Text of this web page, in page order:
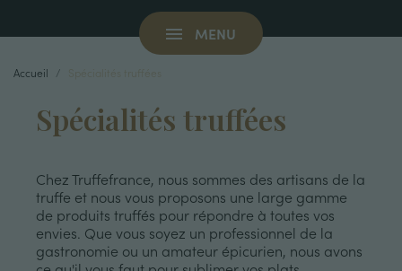
MENU
Accueil
Spécialités truffées
Chez Truffefrance, nous sommes des artisans de la
truffe et nous vous proposons une large gamme
de produits truffés pour répondre à toutes vos
envies. Que vous soyez un professionnel de la
gastronomie ou un amateur épicurien, nous avons